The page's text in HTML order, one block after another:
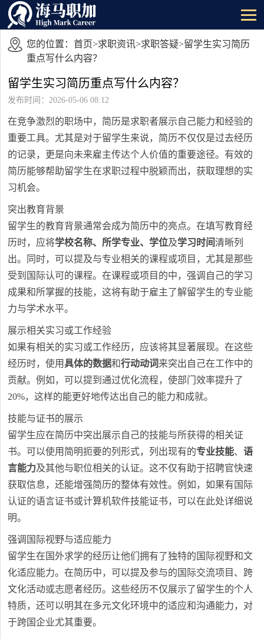
您的位置： 首页>求职资讯>求职答疑>留学生实习简历
重点写什么内容？
留学生实习简历重点写什么内容？
发布时间：2026-05-06 08:12
在竞争激烈的职场中，简历是求职者展示自己能力和经验的
重要工具。尤其是对于留学生来说，简历不仅仅是过去经历
的记录，更是向未来雇主传达个人价值的重要途径。有效的
简历能够帮助留学生在求职过程中脱颖而出，获取理想的实
习机会。
突出教育背景
留学生的教育背景通常会成为简历中的亮点。在填写教育经
历时，应将学校名称、所学专业、学位及学习时间清晰列
出。同时，可以提及与专业相关的课程或项目，尤其是那些
受到国际认可的课程。在课程或项目的中，强调自己的学习
成果和所掌握的技能，这将有助于雇主了解留学生的专业能
力与学术水平。
展示相关实习或工作经验
如果有相关的实习或工作经历，应该将其显著展现。在这些
经历时，使用具体的数据和行动动词 来突出自己在工作中的
贡献。例如，可以提到通过优化流程，使部门效率提升了
20%，这样的能更好地传达出自己的能力和成就。
技能与证书的展示
留学生应在简历中突出展示自己的技能与所获得的相关证
书。可以使用简明扼要的列形式，列出现有的专业技能、语
言能力及其他与职位相关的认证。这不仅有助于招聘官快速
获取信息，还能增强简历的整体有效性。例如，如果有国际
认证的语言证书或计算机软件技能证书，可以在此处详细说
明。
强调国际视野与适应能力
留学生在国外求学的经历让他们拥有了独特的国际视野和文
化适应能力。在简历中，可以提及参与的国际交流项目、跨
文化活动或志愿者经历。这些经历不仅展示了留学生的个人
特质，还可以明其在多元文化环境中的适应和沟通能力，对
于跨国企业尤其重要。